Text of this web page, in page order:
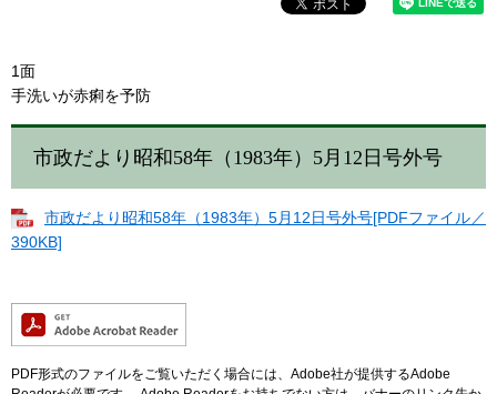
1面
手洗いが赤痢を予防
市政だより昭和58年（1983年）5月12日号外号
市政だより昭和58年（1983年）5月12日号外号[PDFファイル／
390KB]
PDF形式のファイルをご覧いただく場合には、Adobe社が提供するAdobe